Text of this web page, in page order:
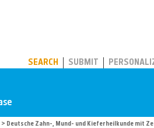
SEARCH SUBMIT
> Deutsche Zahn-, Mund- und Kieferheilkunde mit